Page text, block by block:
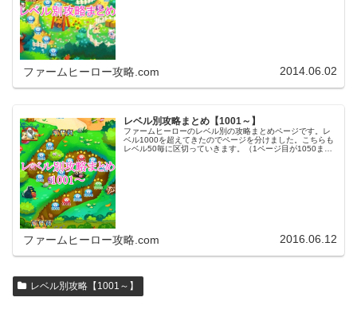
ファームヒーロー攻略.com 2014.06.02
レベル別攻略まとめ【1001～】
ファームヒーローのレベル別の攻略まとめページです。レ
ベル1000を超えてきたのでページを分けました。こちらも
レベル50毎に区切っていきます。（1ページ目が1050ま
ファームヒーロー攻略.com 2016.06.12
レベル別攻略【1001～】